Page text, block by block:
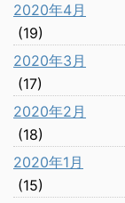
2020年4月
(19)
2020年3月
(17)
2020年2月
(18)
2020年1月
(15)